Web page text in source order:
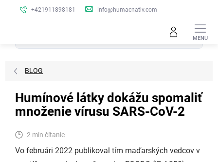
+421911898181 info@humacnativ.com
Hľadať
BLOG
Humínové látky dokážu spomaliť
množenie vírusu SARS-CoV-2
2 min čítanie
Vo februári 2022 publikoval tím maďarských vedcov v